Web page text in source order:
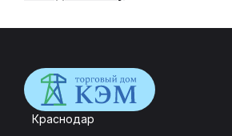
Краснодар